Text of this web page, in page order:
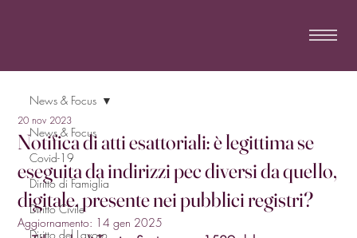
News & Focus
Covid-19
Diritto di Famiglia
Diritto Civile
Diritto del Lavoro
News & Focus
Notifica di atti esattoriali: è legittima se
eseguita da indirizzi pec diversi da quello,
digitale, presente nei pubblici registri?
20 nov 2023
Aggiornamento: 14 gen 2025